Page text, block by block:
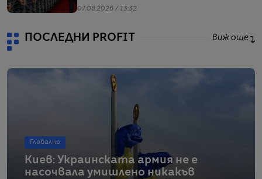
07.08.2026 / 13:32
ПОСЛЕДНИ PROFIT виж още
Глобално
Киев: Украинската армия не е
насочвала умишлено никакъв